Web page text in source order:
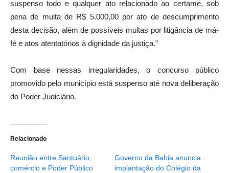
suspenso todo e qualquer ato relacionado ao certame, sob
pena de multa de R$ 5.000,00 por ato de descumprimento
desta decisão, além de possíveis multas por litigância de má-
fé e atos atentatórios à dignidade da justiça.”
Com base nessas irregularidades, o concurso público
promovido pelo município está suspenso até nova deliberação
do Poder Judiciário.
Relacionado
Reunião entre Santuário,
comércio e Poder Público
Governo da Bahia anuncia
implantação do Colégio da